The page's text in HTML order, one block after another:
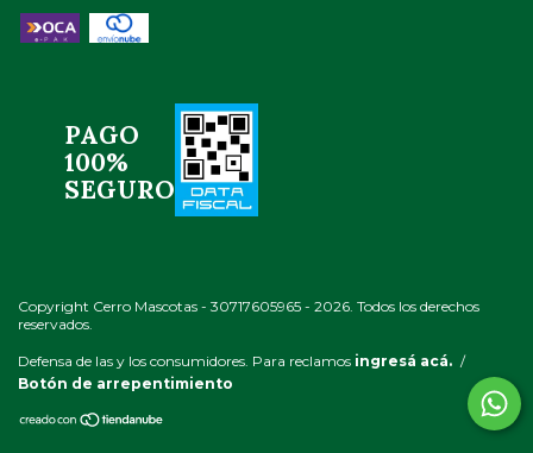
PAGO
100%
SEGURO
Copyright Cerro Mascotas - 30717605965 - 2026. Todos los derechos
reservados.
Defensa de las y los consumidores. Para reclamos ingresá acá. /
Botón de arrepentimiento